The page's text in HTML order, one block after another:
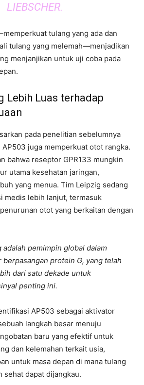
LIEBSCHER.
tulang yang ada dan
tulang yang melemah—menjadikan
menjanjikan untuk uji coba pada
Lebih Luas terhadap
pada penelitian sebelumnya
juga memperkuat otot rangka.
bahwa reseptor GPR133 mungkin
utama kesehatan jaringan,
yang menua. Tim Leipzig sedang
medis lebih lanjut, termasuk
otot yang berkaitan dengan
pemimpin global dalam
protein G, yang telah
dari satu dekade untuk
penting ini.
AP503 sebagai aktivator
langkah besar menuju
baru yang efektif untuk
dan kelemahan terkait usia,
untuk masa depan di mana tulang
sehat dapat dijangkau.